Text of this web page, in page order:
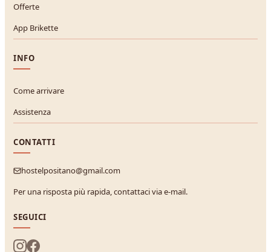
Offerte
App Brikette
INFO
Come arrivare
Assistenza
CONTATTI
hostelpositano@gmail.com
Per una risposta più rapida, contattaci via e-mail.
SEGUICI